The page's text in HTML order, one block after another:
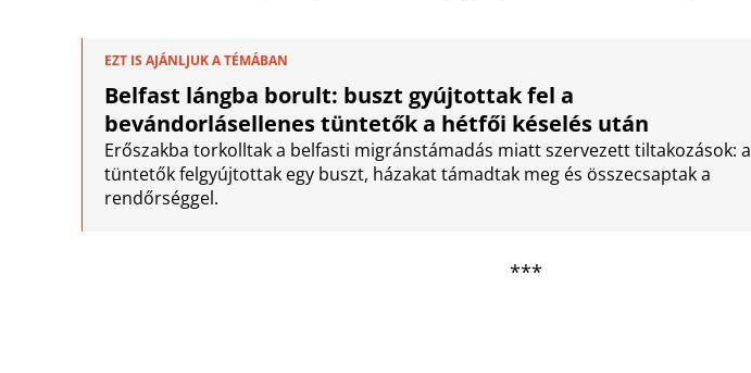
EZT IS AJÁNLJUK A TÉMÁBAN
Belfast lángba borult: buszt gyújtottak fel a
bevándorlásellenes tüntetők a hétfői késelés után
Erőszakba torkolltak a belfasti migránstámadás miatt szervezett tiltakozások: a
tüntetők felgyújtottak egy buszt, házakat támadtak meg és összecsaptak a
rendőrséggel.
***